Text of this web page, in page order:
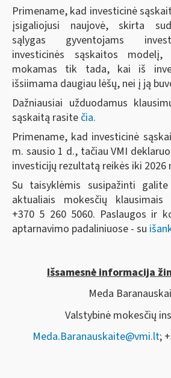
Primename, kad investicinė
įsigaliojusi naujovė, skirta
sąlygas gyventojams
investicinės sąskaitos modelį,
mokamas tik tada, kai iš
išsiimama daugiau lėšų, nei į ją
Dažniausiai užduodamus
sąskaitą rasite čia.
Primename, kad investicinė
m. sausio 1 d., tačiau VMI
investicijų rezultatą reikės iki 2026
Su taisyklėmis susipažinti galite
aktualiais mokesčių
+370 5 260 5060. Paslaugos ir
aptarnavimo padaliniuose - su
Išsamesnė informacija
Meda
Valstybinė mokesčių
Meda.Baranauskaite@vmi.lt;